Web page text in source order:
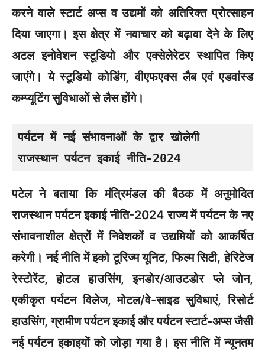
करने वाले स्टार्ट अप्स व उद्यमों को अतिरिक्त प्रोत्साहन
दिया जाएगा। इस क्षेत्र में नवाचार को बढ़ावा देने के लिए
अटल इनोवेशन स्टूडियो और एक्सेलेरेटर स्थापित किए
जाएंगे। ये स्टूडियो कोडिंग, वीएफएक्स लैब एवं एडवांस्ड
कम्प्यूटिंग सुविधाओं से लैस होंगे।
पर्यटन में नई संभावनाओं के द्वार खोलेगी
राजस्थान पर्यटन इकाई नीति-2024
पटेल ने बताया कि मंत्रिमंडल की बैठक में अनुमोदित
राजस्थान पर्यटन इकाई नीति-2024 राज्य में पर्यटन के नए
संभावनाशील क्षेत्रों में निवेशकों व उद्यमियों को आकर्षित
करेगी। नई नीति में इको टूरिज्म यूनिट, फिल्म सिटी, हेरिटेज
रेस्टोरेंट, होटल हाउसिंग, इनडोर/आउटडोर प्ले जोन,
एकीकृत पर्यटन विलेज, मोटल/वे-साइड सुविधाएं, रिसोर्ट
हाउसिंग, ग्रामीण पर्यटन इकाई और पर्यटन स्टार्ट-अप्स जैसी
नई पर्यटन इकाइयों को जोड़ा गया है। इस नीति में न्यूनतम